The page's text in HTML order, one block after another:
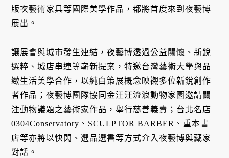
版次藝術家具等國際美學作品，都將首度來到夜藝博
展出。
讓展會與城市發生連結，夜藝博透過公益關懷、新銳
選粹、城店串連等嶄新提案，特邀台灣藝術大學與品
緻生活美學合作，以純白策展概念映襯多位新銳創作
者作品；夜藝博團隊協同金汪汪流浪動物家園邀請關
注動物議題之藝術家作品，舉行慈善義賣；台北名店
0304Conservatory、SCULPTOR BARBER、重本書
店等亦將以快閃、選品選書等方式介入夜藝博與藏家
對話。